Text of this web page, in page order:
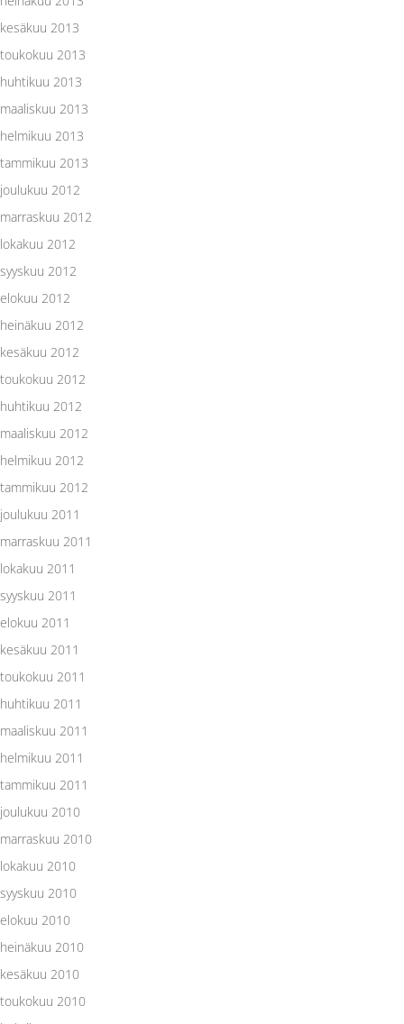
kesäkuu 2013
toukokuu 2013
huhtikuu 2013
maaliskuu 2013
helmikuu 2013
tammikuu 2013
joulukuu 2012
marraskuu 2012
lokakuu 2012
syyskuu 2012
elokuu 2012
heinäkuu 2012
kesäkuu 2012
toukokuu 2012
huhtikuu 2012
maaliskuu 2012
helmikuu 2012
tammikuu 2012
joulukuu 2011
marraskuu 2011
lokakuu 2011
syyskuu 2011
elokuu 2011
kesäkuu 2011
toukokuu 2011
huhtikuu 2011
maaliskuu 2011
helmikuu 2011
tammikuu 2011
joulukuu 2010
marraskuu 2010
lokakuu 2010
syyskuu 2010
elokuu 2010
heinäkuu 2010
kesäkuu 2010
toukokuu 2010